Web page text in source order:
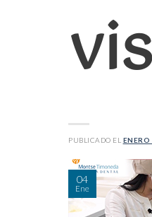
PUBLICADO EL ENERO
04
Ene